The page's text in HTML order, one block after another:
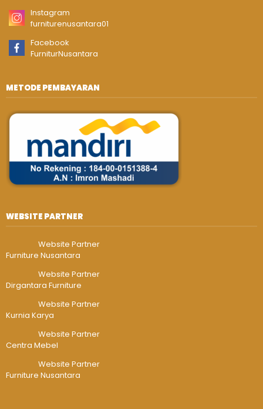
Instagram
furniturenusantara01
Facebook
FurniturNusantara
METODE PEMBAYARAN
WEBSITE PARTNER
Website Partner
Furniture Nusantara
Website Partner
Dirgantara Furniture
Website Partner
Kurnia Karya
Website Partner
Centra Mebel
Website Partner
Furniture Nusantara